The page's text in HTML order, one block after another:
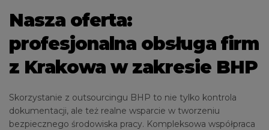
Nasza oferta:
profesjonalna obsługa firm
z Krakowa w zakresie BHP
Skorzystanie z outsourcingu BHP to nie tylko kontrola
dokumentacji, ale też realne wsparcie w tworzeniu
bezpiecznego środowiska pracy. Kompleksowa współpraca